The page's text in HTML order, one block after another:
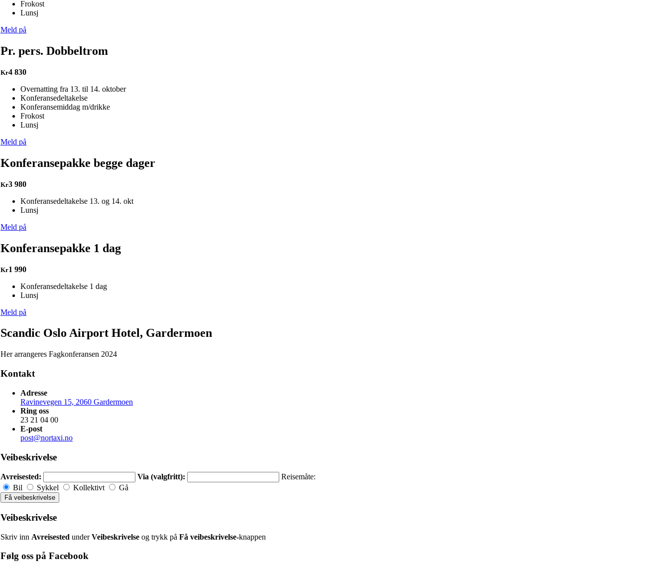
Frokost
Lunsj
Meld på
Pr. pers. Dobbeltrom
Kr4 830
Overnatting fra 13. til 14. oktober
Konferansedeltakelse
Konferansemiddag m/drikke
Frokost
Lunsj
Meld på
Konferansepakke begge dager
Kr3 980
Konferansedeltakelse 13. og 14. okt
Lunsj
Meld på
Konferansepakke 1 dag
Kr1 990
Konferansedeltakelse 1 dag
Lunsj
Meld på
Scandic Oslo Airport Hotel, Gardermoen
Her arrangeres Fagkonferansen 2024
Kontakt
Adresse
Ravinevegen 15, 2060 Gardermoen
Ring oss
23 21 04 00
E-post
post@nortaxi.no
Veibeskrivelse
Avreisested: Via (valgfritt):
Reisemåte:
Bil
Sykkel Kollektivt Gå
Veibeskrivelse
Skriv inn Avreisested underVeibeskrivelse og trykk på Få veibeskrivelse-knappen
Følg oss på Facebook